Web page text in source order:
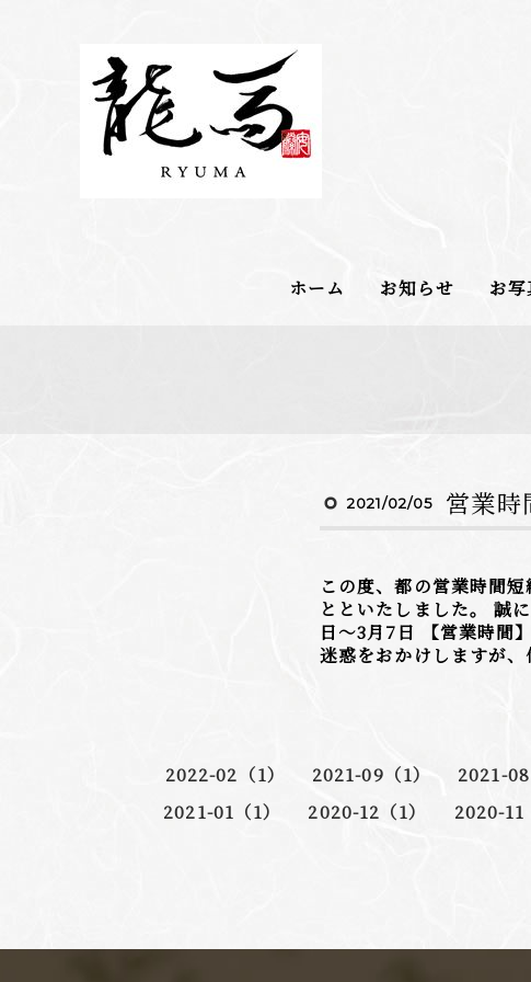
ホーム お知らせ お写
2021/02/05 営業時
この度、都の営業時間
とといたしました。 誠
日〜3月7日 【営業時間
迷惑をおかけしますが、
2022-02（1） 2021-09（1） 2021-08
2021-01（1）
2020-12（1） 2020-11